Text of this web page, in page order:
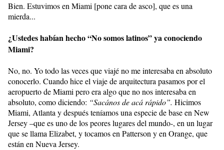
Bien. Estuvimos en Miami [pone cara de asco], que es una
mierda...
¿Ustedes habían hecho “No somos latinos” ya conociendo
Miami?
No, no. Yo todo las veces que viajé no me interesaba en absoluto
conocerlo. Cuando hice el viaje de arquitectura pasamos por el
aeropuerto de Miami pero era algo que no nos interesaba en
absoluto, como diciendo: “Sacános de acá rápido”. Hicimos
Miami, Atlanta y después teníamos una especie de base en New
Jersey –que es uno de los peores lugares del mundo-, en un lugar
que se llama Elizabet, y tocamos en Patterson y en Orange, que
están en Nueva Jersey.